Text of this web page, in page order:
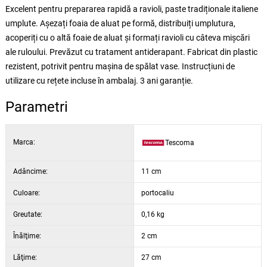
Excelent pentru prepararea rapidă a ravioli, paste tradiționale italiene
umplute. Așezați foaia de aluat pe formă, distribuiți umplutura,
acoperiți cu o altă foaie de aluat și formați ravioli cu câteva mișcări
ale ruloului. Prevăzut cu tratament antiderapant. Fabricat din plastic
rezistent, potrivit pentru mașina de spălat vase. Instrucțiuni de
utilizare cu rețete incluse în ambalaj. 3 ani garanție.
Parametri
Marca: Tescoma
Adâncime: 11 cm
Culoare: portocaliu
Greutate: 0,16 kg
Înălţime: 2 cm
Lăţime: 27 cm